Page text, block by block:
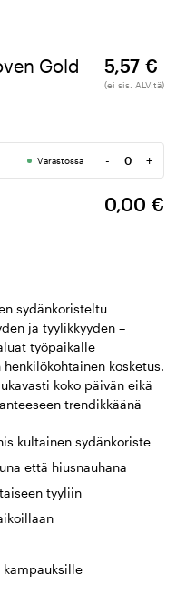
Gold
5,57 €
(ei sis. ALV:tä)
Varastossa -
Määrä
+
0,00 €
sydänkoristeltu
ja tyylikkyyden –
työpaikalle
kosketus.
koko päivän eikä
trendikkäänä
kultainen sydänkoriste
että hiusnauhana
tyyliin